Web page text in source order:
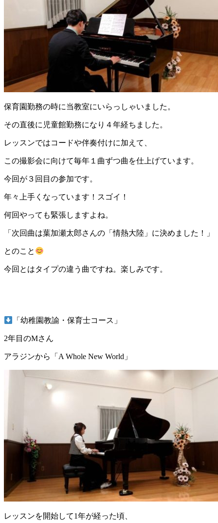
保育園勤務の時に当教室にいらっしゃいました。
その直後に児童館勤務になり４年経ちました。
レッスンではコードや伴奏付けに加えて、
この撮影会に向けて毎年１曲ずつ曲を仕上げています。
今回が３回目の参加です。
年々上手くなっています！スゴイ！
何回やっても緊張しますよね。
「次回曲は葉加瀬太郎さんの「情熱大陸」に決めました！」
とのこと
今回とはタイプの違う曲ですね。楽しみです。
「幼稚園教諭・保育士コース」
2年目のMさん
アラジンから「A Whole New World」
レッスンを開始して1年が経った頃、